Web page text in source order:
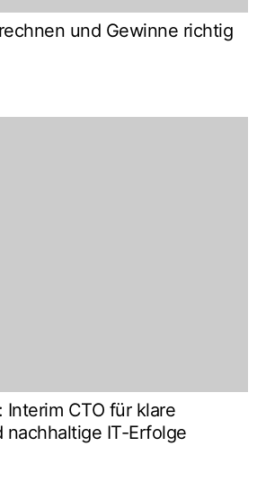
und Gewinne richtig
Interim CTO für klare
nachhaltige IT-Erfolge